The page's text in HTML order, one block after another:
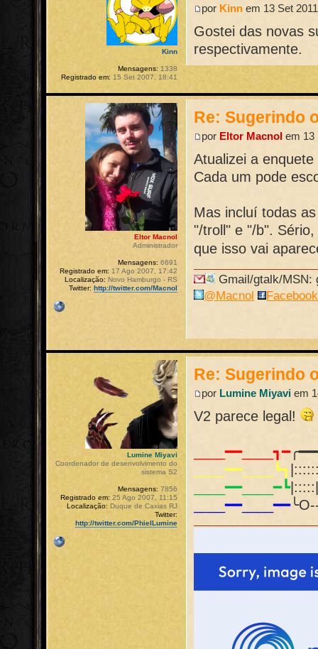
por Kinn em 13 Set
Gostei das novas
respectivamente.
Kinn
Mensagens: 1338
Registrado em: 15 Set 2007, 18:41
Re: Sugerindo
por Eltor Macnol em 13
Atualizei a
Cada um pode
Mas incluí todas
"/troll" e "/b".
que isso vai
Gmail/gtalk/MSN:
@Macnol
Facebook
Eltor Macnol
Administrador
Mensagens: 6691
Registrado em: 17 Ago 2007, 17:42
Localização: Novo Hamburgo - RS
Twitter: http://twitter.com/Macnol
Re: Sugerindo
por Lumine Miyavi em
V2 parece legal!
____━━____┓━
____━━____┗┓
____━━____━┗
____━━____━━
Lumine Miyavi
Coordenador de desenvolvimento do
sistema S2
Mensagens: 7856
Registrado em: 25 Ago 2007, 11:15
Localização: Duque de Caxias RJ
Twitter:
http://twitter.com/PhielLumine